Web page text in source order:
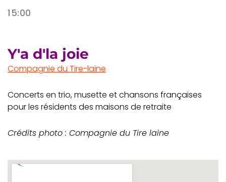
15:00
Y'a d'la joie
Compagnie du Tire-laine
Concerts en trio, musette et chansons françaises
pour les résidents des maisons de retraite
Crédits photo : Compagnie du Tire laine